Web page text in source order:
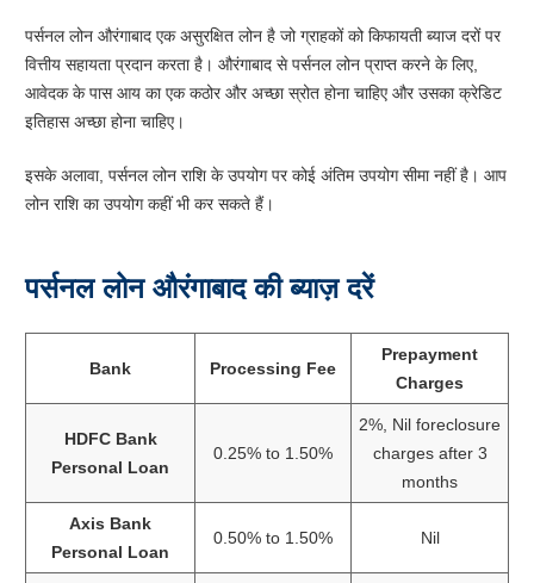
पर्सनल लोन औरंगाबाद एक असुरक्षित लोन है जो ग्राहकों को किफायती ब्याज दरों पर
वित्तीय सहायता प्रदान करता है। औरंगाबाद से पर्सनल लोन प्राप्त करने के लिए,
आवेदक के पास आय का एक कठोर और अच्छा स्रोत होना चाहिए और उसका क्रेडिट
इतिहास अच्छा होना चाहिए।
इसके अलावा, पर्सनल लोन राशि के उपयोग पर कोई अंतिम उपयोग सीमा नहीं है। आप
लोन राशि का उपयोग कहीं भी कर सकते हैं।
पर्सनल लोन औरंगाबाद की ब्याज़ दरें
Bank Processing Fee
Prepayment
Charges
HDFC Bank
Personal Loan
0.25% to 1.50%
2%, Nil foreclosure
charges after 3
months
Axis Bank
Personal Loan
0.50% to 1.50% Nil